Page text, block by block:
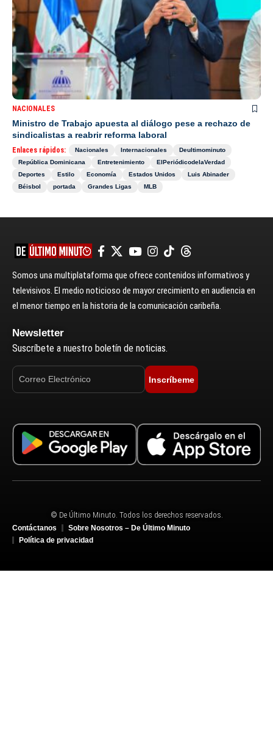
NACIONALES
Ministro de Trabajo apuesta al diálogo pese a rechazo de
sindicalistas a reabrir reforma laboral
Enlaces rápidos: Nacionales Internacionales
Deultimominuto
República Dominicana
Entretenimiento
ElPeriódicodelaVerdad
Deportes
Estilo Economía Estados Unidos
Luis Abinader
Béisbol
portada Grandes Ligas MLB
Somos una multiplataforma que ofrece contenidos informativos y
televisivos. El medio noticioso de mayor crecimiento en audiencia en
el menor tiempo en la historia de la comunicación caribeña.
Newsletter
Suscríbete a nuestro boletín de noticias.
Inscríbeme
© De Último Minuto. Todos los derechos reservados.
Contáctanos
Sobre Nosotros – De Último Minuto
Política de privacidad